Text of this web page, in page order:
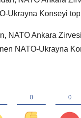
Konseyi
NATO Ankara
NATO-Ukrayna